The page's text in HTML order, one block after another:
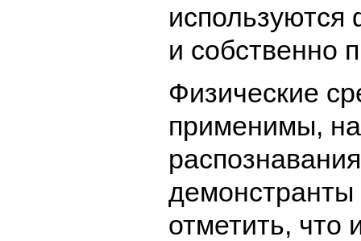
используются
и собственно
Физические
применимы,
демонстранты
отметить, что